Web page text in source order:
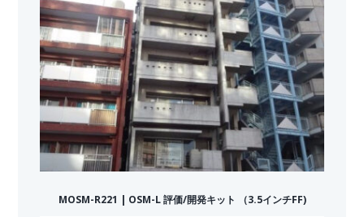
MOSM-R221 | OSM-L 評価/開発キット （3.5インチFF)